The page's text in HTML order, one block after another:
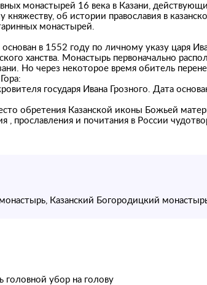
монастырей 16 века в Казани,
об истории православия в
монастырей.
в 1552 году по личному указу царя
ханства. Монастырь первоначально
Но через некоторое время обитель
государя Ивана Грозного. Дата
обретения Казанской иконы Божьей
прославления и почитания в России
Казанский Богородицкий
убор на голову